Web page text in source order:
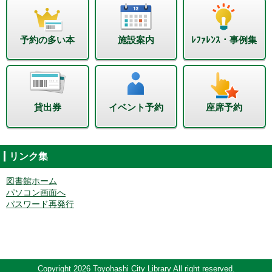
予約の多い本 施設案内 ﾚﾌｧﾚﾝｽ・事例集
貸出券 イベント予約 座席予約
リンク集
図書館ホーム
パソコン画面へ
パスワード再発行
Copyright 2026 Toyohashi City Library All right reserved.